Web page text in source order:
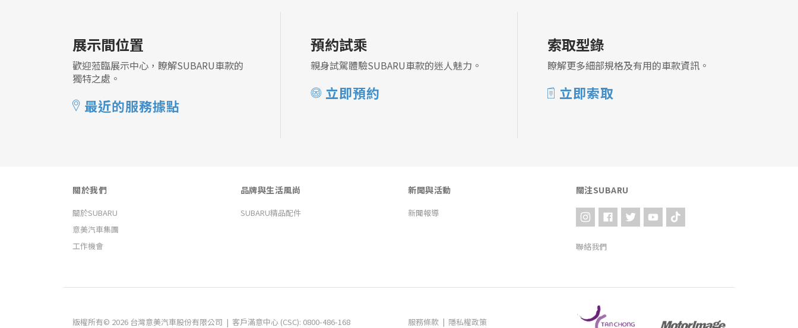
展示間位置
歡迎蒞臨展示中心，瞭解SUBARU車款的
獨特之處。
最近的服務據點
預約試乘
親身試駕體驗SUBARU車款的迷人魅力。
立即預約
索取型錄
瞭解更多細部規格及有用的車款資訊。
立即索取
關於我們
關於SUBARU
意美汽車集團
工作機會
品牌與生活風尚
SUBARU精品配件
新聞與活動
新聞報導
關注SUBARU
聯絡我們
版權所有© 2026 台灣意美汽車股份有限公司 | 客戶滿意中心 (CSC): 0800-486-168 服務條款 | 隱私權政策